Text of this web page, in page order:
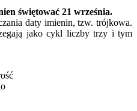
świętować 21 września.
daty imienin, tzw. trójkowa.
jako cykl liczby trzy i tym